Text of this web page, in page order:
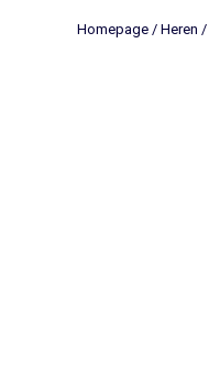
Homepage / Heren /